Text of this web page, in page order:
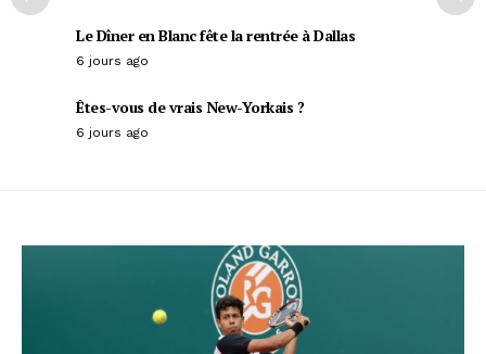
Le Dîner en Blanc fête la rentrée à Dallas
6 jours ago
Êtes-vous de vrais New-Yorkais ?
6 jours ago